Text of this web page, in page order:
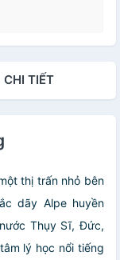
CHI TIẾT
thị trấn nhỏ bên
dãy Alpe huyền
Thụy Sĩ, Đức,
lý học nổi tiếng